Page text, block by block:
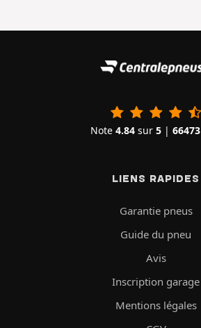
Note 4.84 sur 5 | 66473
LIENS RAPIDES
Garantie pneus
Guide du pneu
Avis
Inscription garage
Mentions légales